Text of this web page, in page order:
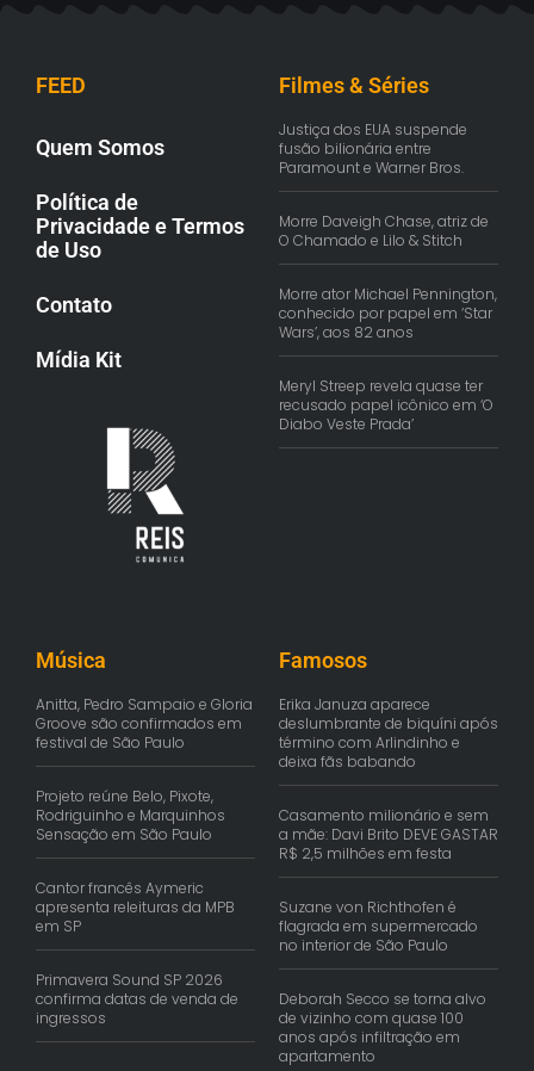
FEED
Quem Somos
Política de
Privacidade e Termos
de Uso
Contato
Mídia Kit
Filmes & Séries
Justiça dos EUA suspende
fusão bilionária entre
Paramount e Warner Bros.
Morre Daveigh Chase, atriz de
O Chamado e Lilo & Stitch
Morre ator Michael Pennington,
conhecido por papel em ‘Star
Wars’, aos 82 anos
Meryl Streep revela quase ter
recusado papel icônico em ‘O
Diabo Veste Prada’
Música
Anitta, Pedro Sampaio e Gloria
Groove são confirmados em
festival de São Paulo
Projeto reúne Belo, Pixote,
Rodriguinho e Marquinhos
Sensação em São Paulo
Cantor francês Aymeric
apresenta releituras da MPB
em SP
Primavera Sound SP 2026
confirma datas de venda de
ingressos
Famosos
Erika Januza aparece
deslumbrante de biquíni após
término com Arlindinho e
deixa fãs babando
Casamento milionário e sem
a mãe: Davi Brito DEVE GASTAR
R$ 2,5 milhões em festa
Suzane von Richthofen é
flagrada em supermercado
no interior de São Paulo
Deborah Secco se torna alvo
de vizinho com quase 100
anos após infiltração em
apartamento